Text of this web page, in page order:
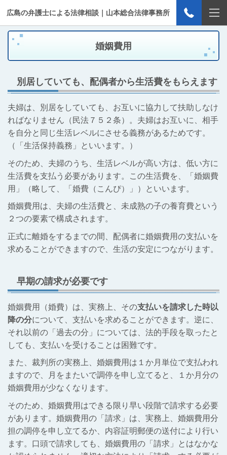
広島の弁護士による法律相談｜山本総合法律事務所
婚姻費用
別居していても、配偶者から生活費をもらえます
夫婦は、別居をしていても、お互いに協力して扶助しなけ
ればなりません（民法７５２条）。夫婦はお互いに、相手
を自分と同じ生活レベルにさせる義務があるためです。
（「生活保持義務」といいます。）
そのため、夫婦のうち、生活レベルが高い方は、低い方に
生活費を支払う必要があります。この生活費を、「婚姻費
用」（略して、「婚費（こんぴ）」）といいます。
婚姻費用は、夫婦の生活費と、未成熟の子の養育費という
２つの要素で構成されます。
正式に離婚をするまでの間、配偶者に婚姻費用の支払いを
求めることができますので、生活の安定につながります。
早期の請求が必要です
婚姻費用（婚費）は、実務上、その支払いを請求した時以
降の分について、支払いを求めることができます。逆に、
それ以前の「過去の分」については、法的手段を取ったと
しても、支払いを受けることは困難です。
また、裁判所の実務上、婚姻費用は１か月単位で支払われ
ますので、月をまたいで調停を申し立てると、１か月分の
婚姻費用が少なくなります。
そのため、婚姻費用はできる限り早い段階で請求する必要
があります。婚姻費用の「請求」は、実務上、婚姻費用分
担の調停を申し立てるか、内容証明郵便の送付により行い
ます。口頭で請求しても、婚姻費用の「請求」とはなかな